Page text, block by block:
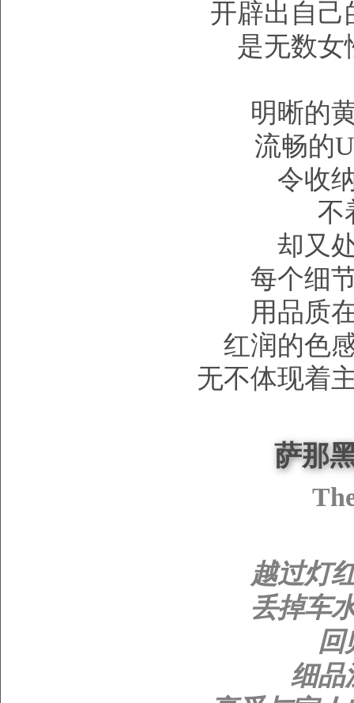
开辟出自己
是无数女
明晰的
流畅的
令收
不
却又
每个细
用品质
红润的色
无不体现着
萨那
越过灯
丢掉车
回
细品